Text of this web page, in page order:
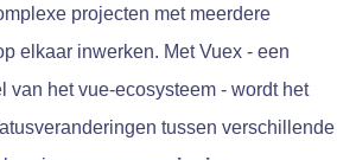
projecten met meerdere
elkaar inwerken. Met Vuex - een
van het vue-ecosysteem - wordt het
tussen verschillende